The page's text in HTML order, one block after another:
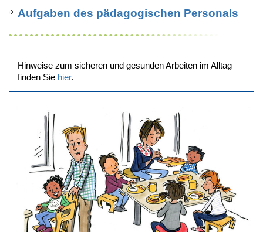
Aufgaben des pädagogischen Personals
Hinweise zum sicheren und gesunden Arbeiten im Alltag
finden Sie hier.